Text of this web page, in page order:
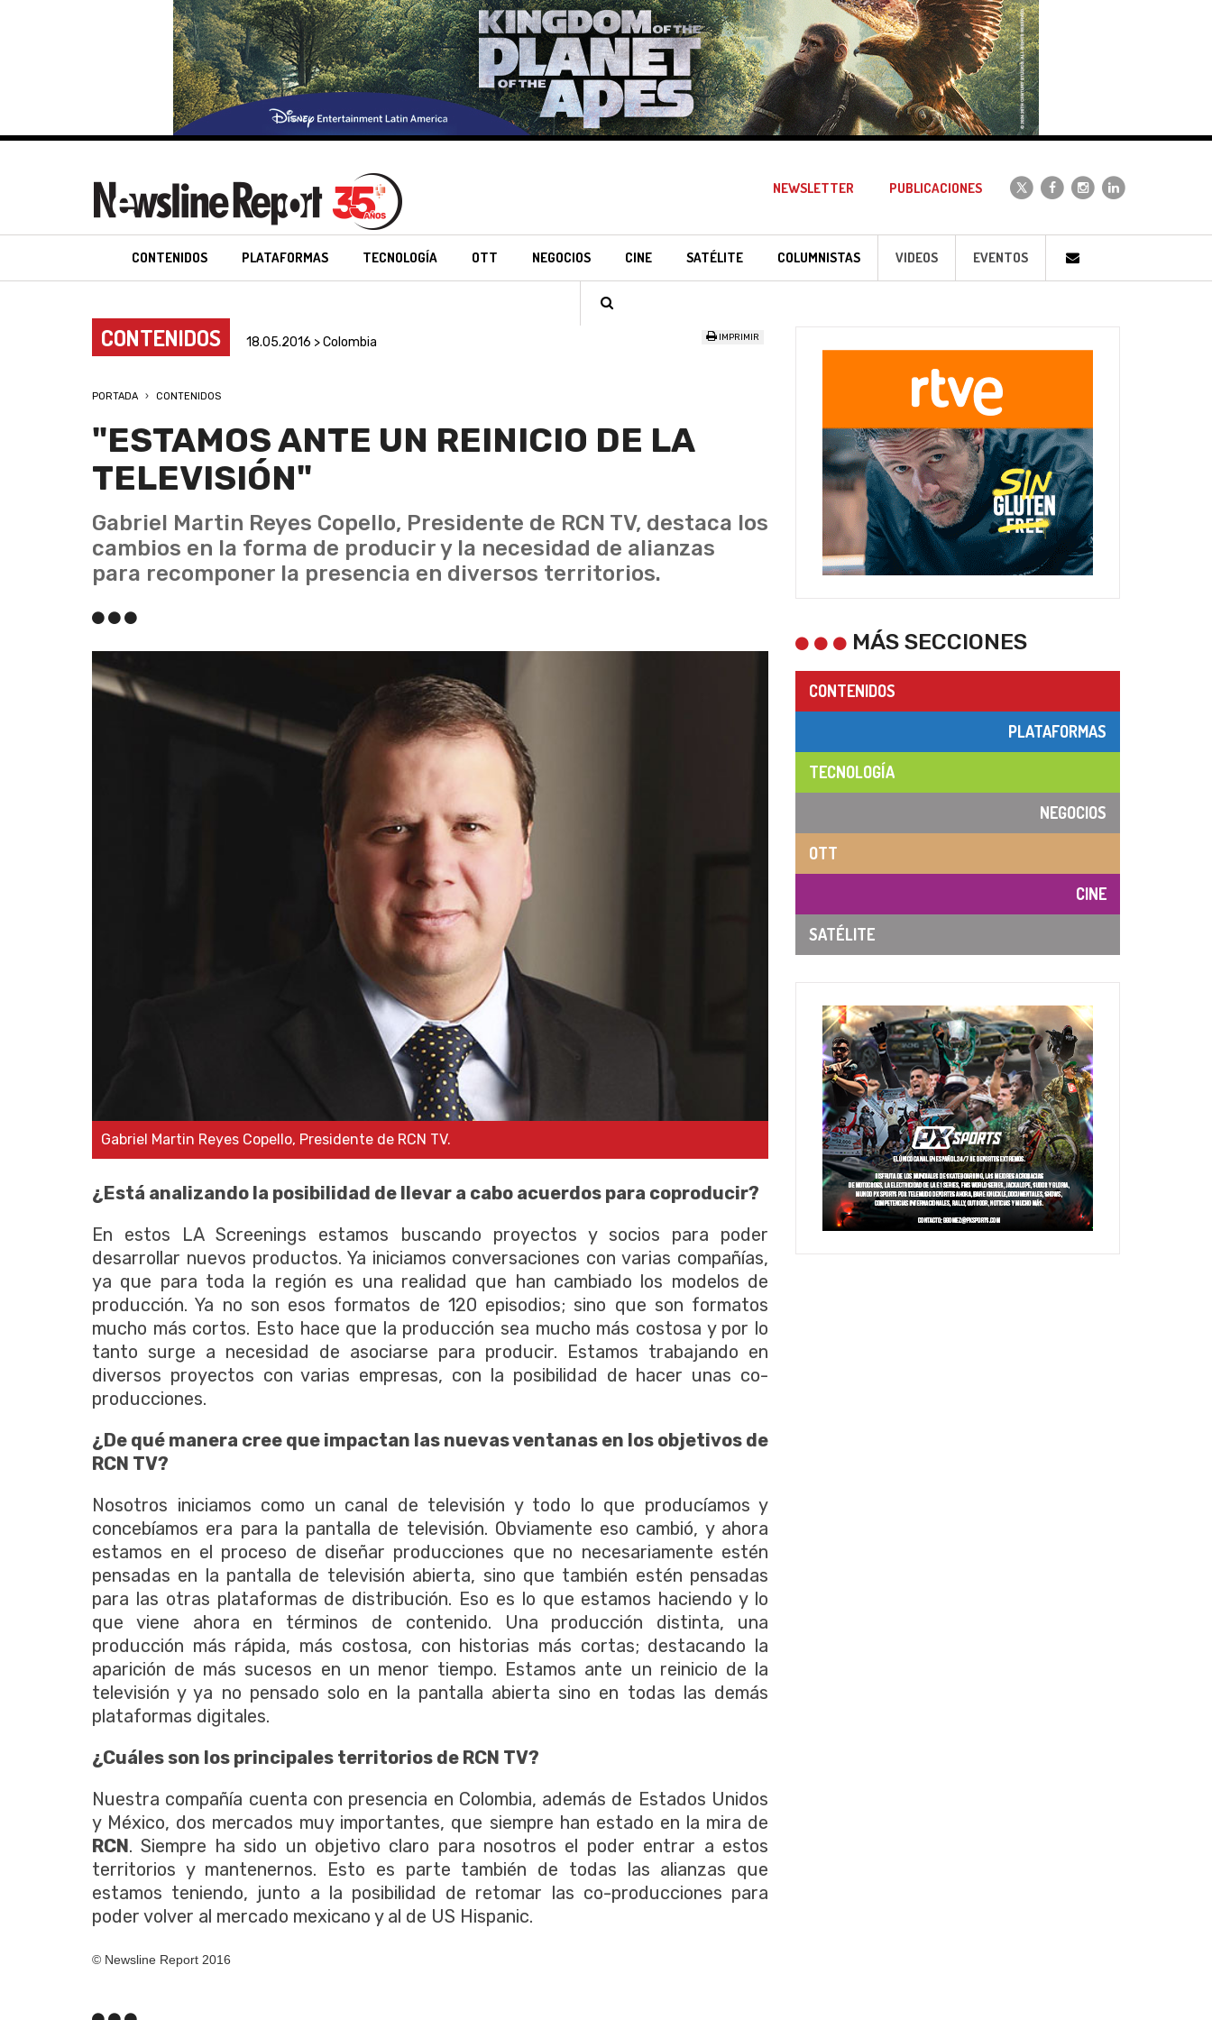
NEWSLETTER PUBLICACIONES
CONTENIDOS PLATAFORMAS TECNOLOGÍA OTT NEGOCIOS CINE SATÉLITE COLUMNISTAS VIDEOS EVENTOS
CONTENIDOS 18.05.2016 > Colombia IMPRIMIR
PORTADA CONTENIDOS
"ESTAMOS ANTE UN REINICIO DE LA
TELEVISIÓN"
Gabriel Martin Reyes Copello, Presidente de RCN TV, destaca los
cambios en la forma de producir y la necesidad de alianzas
para recomponer la presencia en diversos territorios.
Gabriel Martin Reyes Copello, Presidente de RCN TV.
¿Está analizando la posibilidad de llevar a cabo acuerdos para coproducir?
En estos LA Screenings estamos buscando proyectos y socios para poder
desarrollar nuevos productos. Ya iniciamos conversaciones con varias compañías,
ya que para toda la región es una realidad que han cambiado los modelos de
producción. Ya no son esos formatos de 120 episodios; sino que son formatos
mucho más cortos. Esto hace que la producción sea mucho más costosa y por lo
tanto surge a necesidad de asociarse para producir. Estamos trabajando en
diversos proyectos con varias empresas, con la posibilidad de hacer unas co-
producciones.
¿De qué manera cree que impactan las nuevas ventanas en los objetivos de
RCN TV?
Nosotros iniciamos como un canal de televisión y todo lo que producíamos y
concebíamos era para la pantalla de televisión. Obviamente eso cambió, y ahora
estamos en el proceso de diseñar producciones que no necesariamente estén
pensadas en la pantalla de televisión abierta, sino que también estén pensadas
para las otras plataformas de distribución. Eso es lo que estamos haciendo y lo
que viene ahora en términos de contenido. Una producción distinta, una
producción más rápida, más costosa, con historias más cortas; destacando la
aparición de más sucesos en un menor tiempo. Estamos ante un reinicio de la
televisión y ya no pensado solo en la pantalla abierta sino en todas las demás
plataformas digitales.
¿Cuáles son los principales territorios de RCN TV?
Nuestra compañía cuenta con presencia en Colombia, además de Estados Unidos
y México, dos mercados muy importantes, que siempre han estado en la mira de
RCN. Siempre ha sido un objetivo claro para nosotros el poder entrar a estos
territorios y mantenernos. Esto es parte también de todas las alianzas que
estamos teniendo, junto a la posibilidad de retomar las co-producciones para
poder volver al mercado mexicano y al de US Hispanic.
© Newsline Report 2016
MÁS SECCIONES
CONTENIDOS
PLATAFORMAS
TECNOLOGÍA
NEGOCIOS
OTT
CINE
SATÉLITE